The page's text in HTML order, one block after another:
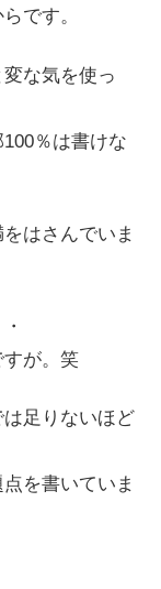
です。
な気を使っ
％は書けな
はさんでいま
すが。笑
足りないほど
を書いていま